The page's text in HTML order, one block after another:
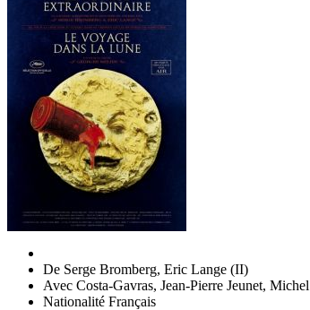
De Serge Bromberg, Eric Lange (II)
Avec Costa-Gavras, Jean-Pierre Jeunet,
Nationalité Français